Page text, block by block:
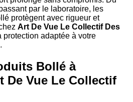
par le laboratoire, les
protègent avec rigueur et
Art De Vue Le Collectif Des
protection adaptée à votre
Bollé à
De Vue Le Collectif